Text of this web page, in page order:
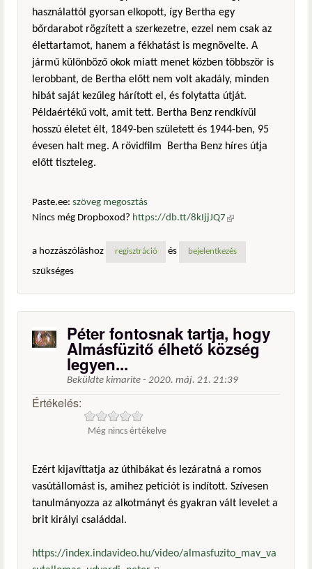
használattól gyorsan elkopott, így Bertha egy
bőrdarabot rögzített a szerkezetre, ezzel nem csak az
élettartamot, hanem a fékhatást is megnövelte. A
jármű különböző okok miatt menet közben többször is
lerobbant, de Bertha előtt nem volt akadály, minden
hibát saját kezűleg hárított el, és folytatta útját.
Példaértékű volt, amit tett. Bertha Benz rendkívül
hosszú életet élt, 1849-ben született és 1944-ben, 95
évesen halt meg. A rövidfilm Bertha Benz híres útja
előtt tiszteleg.
Paste.ee: szöveg megosztás
Nincs még Dropboxod? https://db.tt/8kIjjJQ7 (külső
a hozzászóláshoz
regisztráció és bejelentkezés
szükséges
Péter fontosnak tartja, hogy
Almásfüzitő élhető község
legyen...
Beküldte kimarite - 2020. máj. 21. 21:39
Értékelés:
Még nincs értékelve
Ezért kijavíttatja az úthibákat és lezáratná a romos
vasútállomást is, amihez petíciót is indított. Szívesen
tanulmányozza az alkotmányt és gyakran vált levelet a
brit királyi családdal.
https://index.indavideo.hu/video/almasfuzito_mav_va